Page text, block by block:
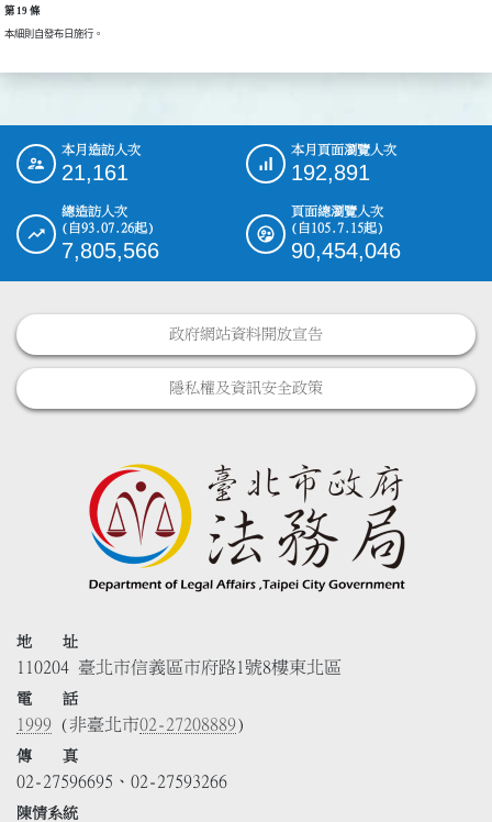
第 19 條
本細則自發布日施行。
::: 本月造訪人次
21,161
本月頁面瀏覽人次
192,891
總造訪人次
(自93.07.26起)
7,805,566
頁面總瀏覽人次
(自105.7.15起)
90,454,046
政府網站資料開放宣告
隱私權及資訊安全政策
地 址
110204 臺北市信義區市府路1號8樓東北區
電 話
1999 (非臺北市02-27208889)
傳 真
02-27596695、02-27593266
陳情系統